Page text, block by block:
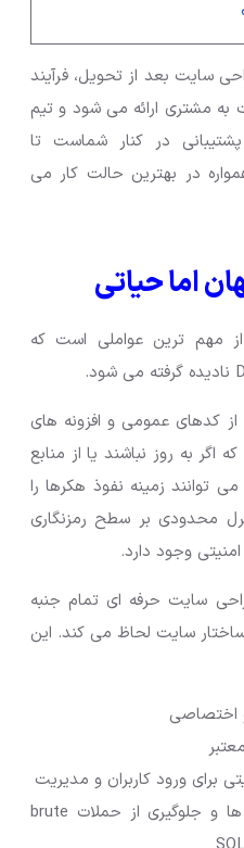
سایت بعد از تحویل، فرآیند
به مشتری ارائه می شود و تیم
در کنار شماست تا
در بهترین حالت کار می
مهم ترین عواملی است که
از کدهای عمومی و افزونه های
اگر به روز نباشند یا از منابع
توانند زمینه نفوذ هکرها را
محدودی بر سطح رمزنگاری
سایت حرفه ای تمام جنبه
ساختار سایت لحاظ می کند. این
اختصاصی
برای ورود کاربران و مدیریت
بررسی منظم لاگ ها و جلوگیری از حملات brute